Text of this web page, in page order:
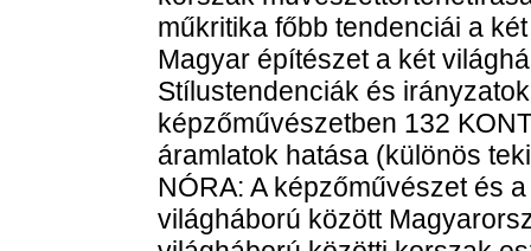
műkritika főbb tendenciái a
Magyar építészet a két
Stílustendenciák és
képzőművészetben 132
áramlatok hatása (különös
NÓRA: A képzőművészet és
világháború között